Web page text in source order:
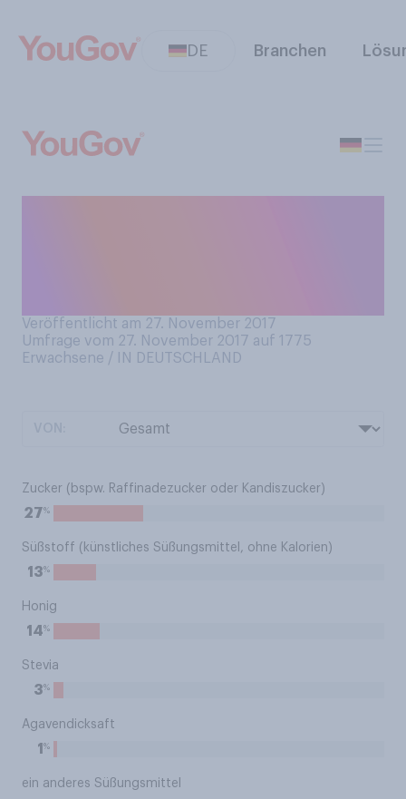
DE Branchen
Veröffentlicht am 27. November 2017
Umfrage vom 27. November 2017 auf 1775
Erwachsene / IN DEUTSCHLAND
Zucker (bspw. Raffinadezucker oder Kandiszucker)
27%
Süßstoff (künstliches Süßungsmittel, ohne Kalorien)
13%
Honig
14%
Stevia
3%
Agavendicksaft
1 %
ein anderes Süßungsmittel